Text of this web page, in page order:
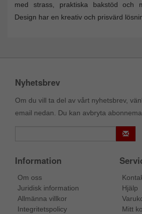
med strass, praktiska bakstöd och
Design har en kreativ och prisvärd
Nyhetsbrev
Om du vill ta del av vårt nyhetsbrev,
email nedan. Du kan avbryta
Information
Om oss
Juridisk information
Allmänna villkor
Integritetspolicy
Hjälp
Mitt